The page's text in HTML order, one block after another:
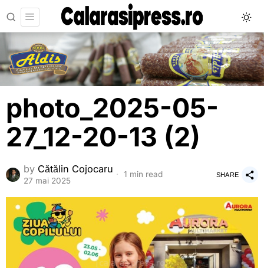
photo_2025-05-
27_12-20-13 (2)
by Cătălin Cojocaru
27 mai 2025
1 min read SHARE